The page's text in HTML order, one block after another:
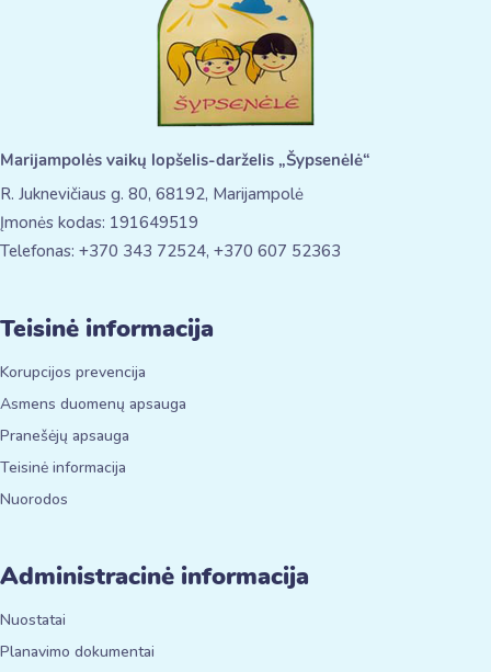
Marijampolės vaikų lopšelis-darželis „Šypsenėlė“
R. Juknevičiaus g. 80, 68192, Marijampolė
Įmonės kodas: 191649519
Telefonas: +370 343 72524, +370 607 52363
Teisinė informacija
Korupcijos prevencija
Asmens duomenų apsauga
Pranešėjų apsauga
Teisinė informacija
Nuorodos
Administracinė informacija
Nuostatai
Planavimo dokumentai